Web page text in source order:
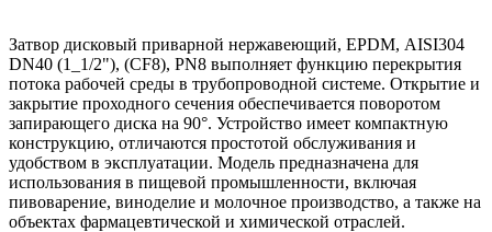
Затвор дисковый приварной нержавеющий, EPDM, AISI304
DN40 (1_1/2"), (CF8), PN8 выполняет функцию перекрытия
потока рабочей среды в трубопроводной системе. Открытие и
закрытие проходного сечения обеспечивается поворотом
запирающего диска на 90°. Устройство имеет компактную
конструкцию, отличаются простотой обслуживания и
удобством в эксплуатации. Модель предназначена для
использования в пищевой промышленности, включая
пивоварение, виноделие и молочное производство, а также на
объектах фармацевтической и химической отраслей.